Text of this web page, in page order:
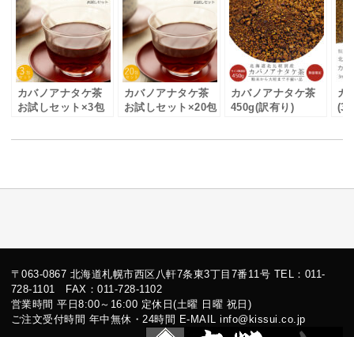
カバノアナタケ茶
お試しセット×3包
カバノアナタケ茶
お試しセット×20包
カバノアナタケ茶
450g(訳有り)
カ
〒063-0867 北海道札幌市西区八軒7条東3丁目7番11号 TEL：011-
728-1101 FAX：011-728-1102
営業時間 平日8:00～16:00 定休日(土曜 日曜 祝日)
ご注文受付時間 年中無休・24時間 E-MAIL info@kissui.co.jp